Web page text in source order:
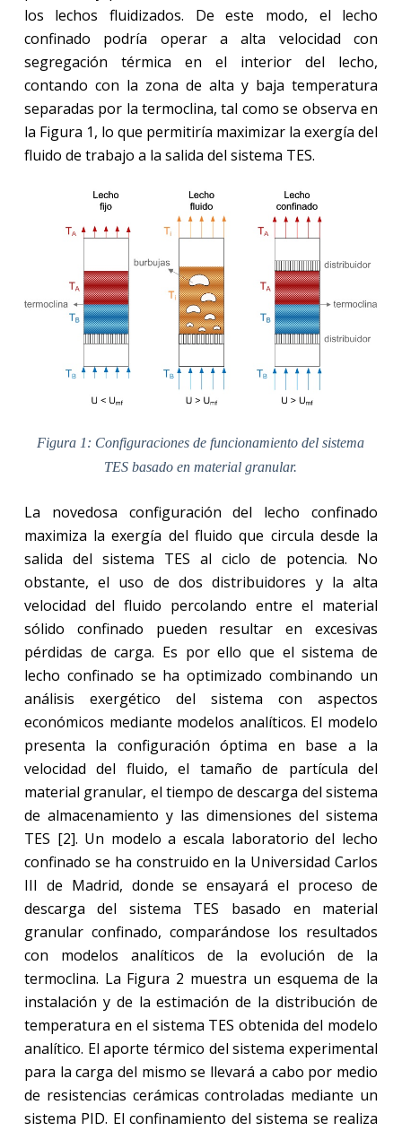
los lechos fluidizados. De este modo, el lecho
confinado podría operar a alta velocidad con
segregación térmica en el interior del lecho,
contando con la zona de alta y baja temperatura
separadas por la termoclina, tal como se observa en
la Figura 1, lo que permitiría maximizar la exergía del
fluido de trabajo a la salida del sistema TES.
Figura 1: Configuraciones de funcionamiento del sistema
TES basado en material granular.
La novedosa configuración del lecho confinado
maximiza la exergía del fluido que circula desde la
salida del sistema TES al ciclo de potencia. No
obstante, el uso de dos distribuidores y la alta
velocidad del fluido percolando entre el material
sólido confinado pueden resultar en excesivas
pérdidas de carga. Es por ello que el sistema de
lecho confinado se ha optimizado combinando un
análisis exergético del sistema con aspectos
económicos mediante modelos analíticos. El modelo
presenta la configuración óptima en base a la
velocidad del fluido, el tamaño de partícula del
material granular, el tiempo de descarga del sistema
de almacenamiento y las dimensiones del sistema
TES [2]. Un modelo a escala laboratorio del lecho
confinado se ha construido en la Universidad Carlos
III de Madrid, donde se ensayará el proceso de
descarga del sistema TES basado en material
granular confinado, comparándose los resultados
con modelos analíticos de la evolución de la
termoclina. La Figura 2 muestra un esquema de la
instalación y de la estimación de la distribución de
temperatura en el sistema TES obtenida del modelo
analítico. El aporte térmico del sistema experimental
para la carga del mismo se llevará a cabo por medio
de resistencias cerámicas controladas mediante un
sistema PID. El confinamiento del sistema se realiza